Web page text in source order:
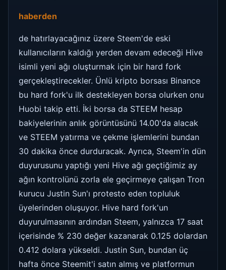
haberden
de hatırlayacağınız üzere Steem'de eski
kullanıcıların kaldığı yerden devam edeceği Hive
isimli yeni ağı oluşturmak için bir hard fork
gerçekleştirecekler. Ünlü kripto borsası Binance
bu hard fork'u ilk destekleyen borsa olurken onu
Huobi takip etti. İki borsa da STEEM hesap
bakiyelerinin anlık görüntüsünü 14.00'da alacak
ve STEEM yatırma ve çekme işlemlerini bundan
30 dakika önce durduracak. Ayrıca, Steem'in dün
duyurusunu yaptığı yeni Hive ağı geçtiğimiz ay
ağın kontrolünü zorla ele geçirmeye çalışan Tron
kurucu Justin Sun'ı protesto eden topluluk
üyelerinden oluşuyor. Hive hard fork'un
duyurulmasının ardından Steem, yalnızca 17 saat
içerisinde % 230 değer kazanarak 0.125 dolardan
0.412 dolara yükseldi. Justin Sun, bundan üç
hafta önce Steemit'i satın almış ve platformun